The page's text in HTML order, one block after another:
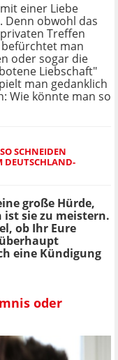
einer Liebe
Denn obwohl das
Treffen
man
oder sogar die
Liebschaft"
man gedanklich
Wie könnte man so
SCHNEIDEN G
RA
große Hürde,
sie zu meistern.
ob Ihr Eure
eine Kündigung
oder